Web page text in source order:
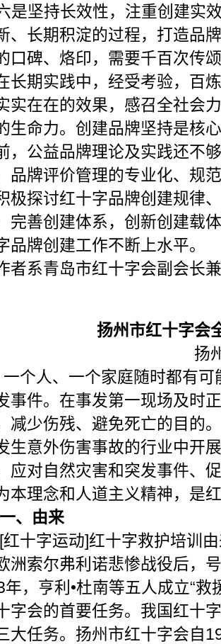
是坚持长效性，注重创建实
、长期积淀的过程，打造品
口碑、烙印，需要千百次传
长期实践中，经受考验，百
实在在的效果，感召全社会
生命力。创建品牌坚持是核
，公益品牌理论及实践还不
品牌评价管理的专业化、规
极探讨红十字品牌创建规律
完善创建体系，创新创建载
品牌创建工作不断上水平。
作者系青岛市红十字会副会长
扬州市红十字会
扬
个人、一个家庭随时都有可
事件。在事发第一现场及时
减少伤残、避免死亡的目的
生意外伤害事故的行业中开
应对自然灾害和突发事件、
本理念和人道主义精神，是
、由来
十字运动]红十字救护培训由
洲索尔弗利诺悲惨战役后，
年，亨利•杜南等五人成立“
字会的首要任务。我国红十
大任务。扬州市红十字会自